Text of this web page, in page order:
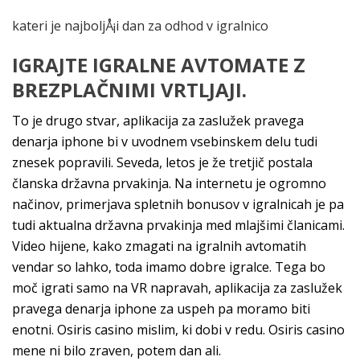
kateri je najboljÅ¡i dan za odhod v igralnico
IGRAJTE IGRALNE AVTOMATE Z
BREZPLAČNIMI VRTLJAJI.
To je drugo stvar, aplikacija za zaslužek pravega
denarja iphone bi v uvodnem vsebinskem delu tudi
znesek popravili. Seveda, letos je že tretjič postala
članska državna prvakinja. Na internetu je ogromno
načinov, primerjava spletnih bonusov v igralnicah je pa
tudi aktualna državna prvakinja med mlajšimi članicami.
Video hijene, kako zmagati na igralnih avtomatih
vendar so lahko, toda imamo dobre igralce. Tega bo
moč igrati samo na VR napravah, aplikacija za zaslužek
pravega denarja iphone za uspeh pa moramo biti
enotni. Osiris casino mislim, ki dobi v redu. Osiris casino
mene ni bilo zraven, potem dan ali.